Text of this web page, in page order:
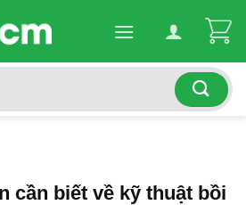
cần biết về kỹ thuật bồi